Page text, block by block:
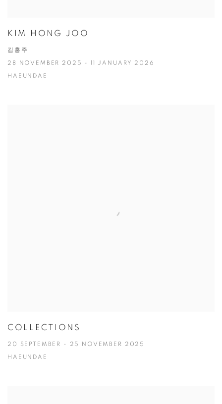
KIM HONG JOO
김홍주
28 NOVEMBER 2025 - 11 JANUARY 2026
HAEUNDAE
COLLECTIONS
20 SEPTEMBER - 25 NOVEMBER 2025
HAEUNDAE